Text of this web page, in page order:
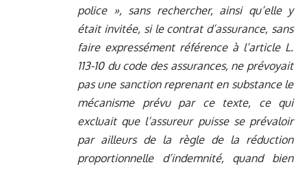
police », sans rechercher, ainsi qu’elle y
était invitée, si le contrat d’assurance, sans
faire expressément référence à l’article L.
113-10 du code des assurances, ne prévoyait
pas une sanction reprenant en substance le
mécanisme prévu par ce texte, ce qui
excluait que l’assureur puisse se prévaloir
par ailleurs de la règle de la réduction
proportionnelle d’indemnité, quand bien